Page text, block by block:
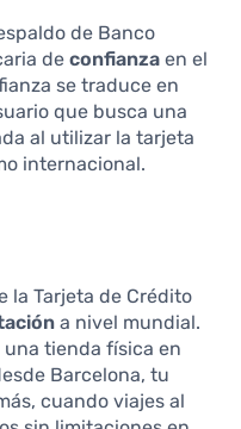
de Banco
de confianza en el
se traduce en
que busca una
al utilizar la tarjeta
internacional.
la Tarjeta de Crédito
a nivel mundial.
tienda física en
Barcelona, tu
cuando viajes al